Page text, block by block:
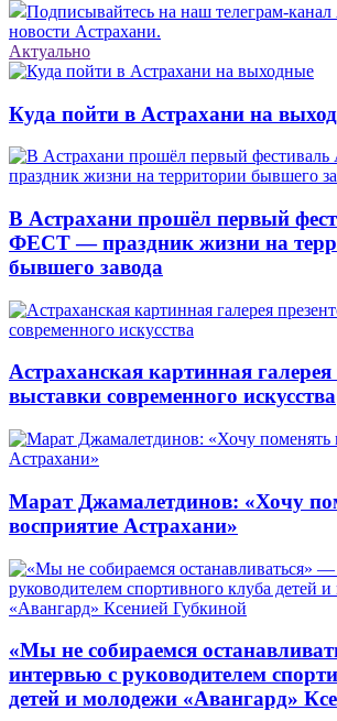
Подписывайтесь на наш телеграм-
новости Астрахани.
Актуально
Куда пойти в Астрахани на
В Астрахани прошёл первый
ФЕСТ — праздник жизни на
бывшего завода
Астраханская картинная галерея
выставки современного искусства
Марат Джамалетдинов: «Хочу
восприятие Астрахани»
«Мы не собираемся
интервью с руководителем
детей и молодежи «Авангард»